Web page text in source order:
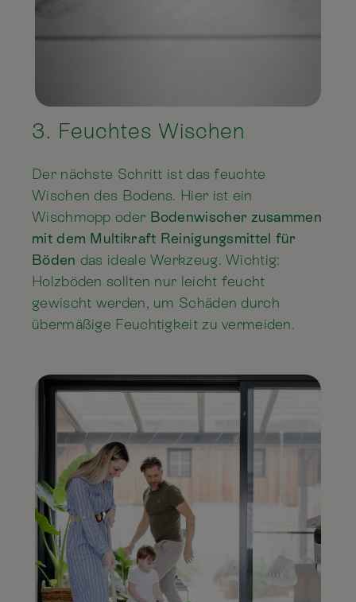
3. Feuchtes Wischen
Der nächste Schritt ist das feuchte
Wischen des Bodens. Hier ist ein
Wischmopp oder Bodenwischer zusammen
mit dem Multikraft Reinigungsmittel für
Böden das ideale Werkzeug. Wichtig:
Holzböden sollten nur leicht feucht
gewischt werden, um Schäden durch
übermäßige Feuchtigkeit zu vermeiden.